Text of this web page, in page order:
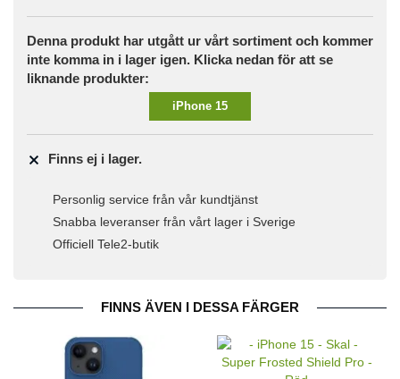
Denna produkt har utgått ur vårt sortiment och kommer
inte komma in i lager igen. Klicka nedan för att se
liknande produkter:
iPhone 15
Finns ej i lager.
Personlig service från vår kundtjänst
Snabba leveranser från vårt lager i Sverige
Officiell Tele2-butik
FINNS ÄVEN I DESSA FÄRGER